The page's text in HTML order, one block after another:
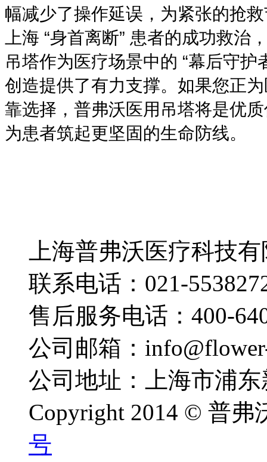
幅减少了操作延误，为紧张的抢
上海 “身首离断” 患者的成功救
吊塔作为医疗场景中的 “幕后守
创造提供了有力支撑。如果您正
靠选择，普弗沃医用吊塔将是优
为患者筑起更坚固的生命防线。
上海普弗沃医疗科技
联系电话：021-
售后服务电话：400-
公司邮箱：
公司地址：上海市浦
Copyright 2014 © 普
号